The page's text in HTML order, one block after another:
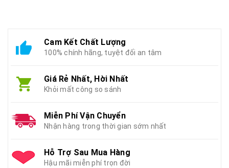
Cam Kết Chất Lượng
100% chính hãng, tuyệt đối an tâm
Giá Rẻ Nhất, Hời Nhất
Khỏi mất công so sánh
Miễn Phí Vận Chuyển
Nhận hàng trong thời gian sớm nhất
Hỗ Trợ Sau Mua Hàng
Hậu mãi miễn phí trọn đời